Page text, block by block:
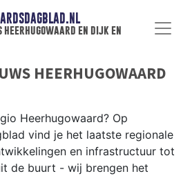
en dijk en
HEERHUGOWAARD
Heerhugowaard? Op
vind je het laatste regionale
en infrastructuur tot
de buurt - wij brengen het